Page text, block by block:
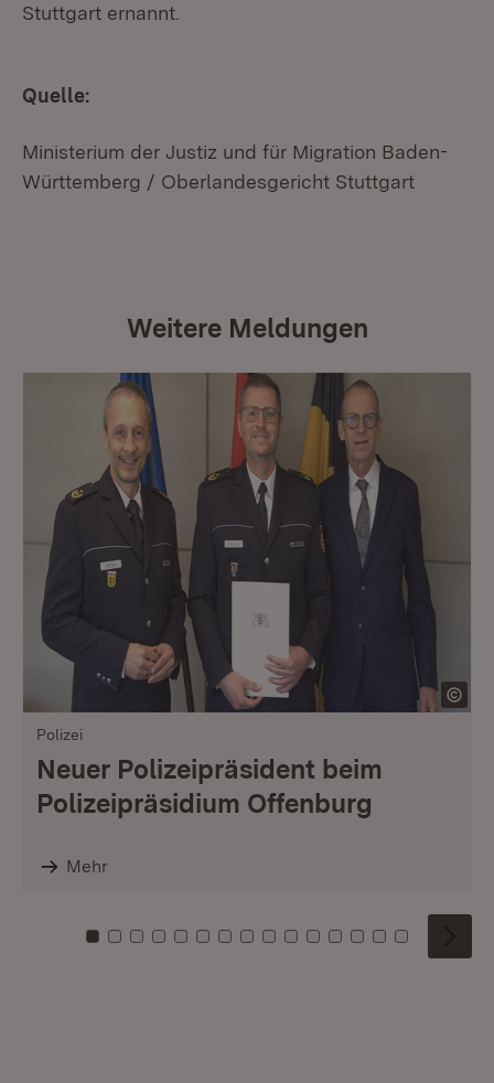
Stuttgart ernannt.
Quelle:
Ministerium der Justiz und für Migration Baden-
Württemberg / Oberlandesgericht Stuttgart
Weitere Meldungen
Polizei
Neuer Polizeipräsident beim
Polizeipräsidium Offenburg
Mehr
Zu Kachel: 0
Zu Kachel: 1
Zu Kachel: 2
Zu Kachel: 3
Zu Kachel: 4
Zu Kachel: 5
Zu Kachel: 6
Zu Kachel: 7
Zu Kachel: 8
Zu Kachel: 9
Zu Kachel: 10
Zu Kachel: 11
Zu Kachel: 12
Zu Kachel:
Zu